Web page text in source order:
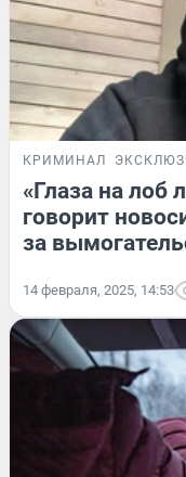
КРИМИНАЛ
«Глаза на лоб
говорит
за
14 февраля, 2025, 14:53